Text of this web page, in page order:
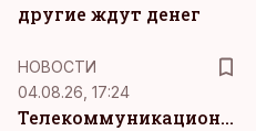
другие ждут денег
НОВОСТИ
04.08.26, 17:24
Телекоммуникационная